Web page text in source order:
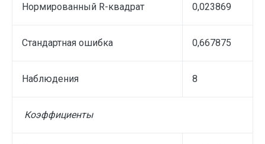
Нормированный R-квадрат 0,023869
Стандартная ошибка 0,667875
Наблюдения 8
Коэффициенты